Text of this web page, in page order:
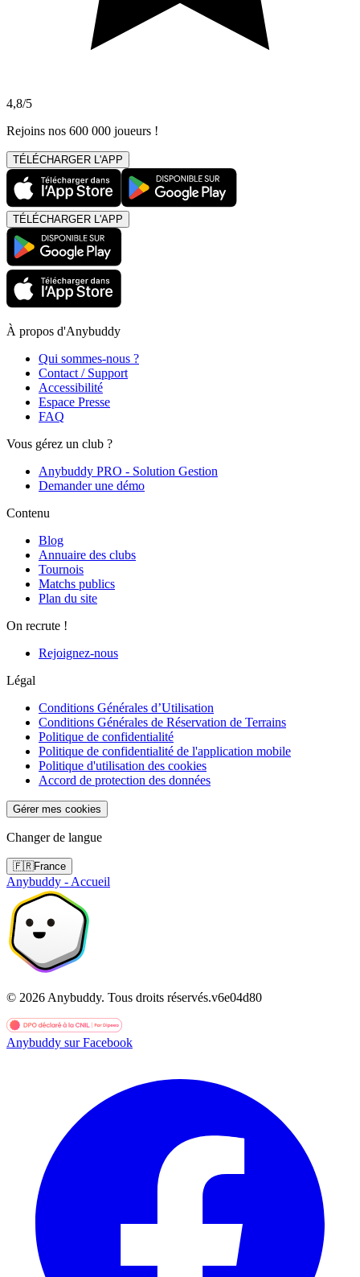
4,8/5
Rejoins nos 600 000 joueurs !
TÉLÉCHARGER L'APP
TÉLÉCHARGER L'APP
À propos d'Anybuddy
Qui sommes-nous ?
Contact / Support
Accessibilité
Espace Presse
FAQ
Vous gérez un club ?
Anybuddy PRO - Solution Gestion
Demander une démo
Contenu
Blog
Annuaire des clubs
Tournois
Matchs publics
Plan du site
On recrute !
Rejoignez-nous
Légal
Conditions Générales d’Utilisation
Conditions Générales de Réservation de Terrains
Politique de confidentialité
Politique de confidentialité de l'application mobile
Politique d'utilisation des cookies
Accord de protection des données
Gérer mes cookies
Changer de langue
🇫🇷France
Anybuddy - Accueil
© 2026 Anybuddy. Tous droits réservés.v6e04d80
Anybuddy sur Facebook